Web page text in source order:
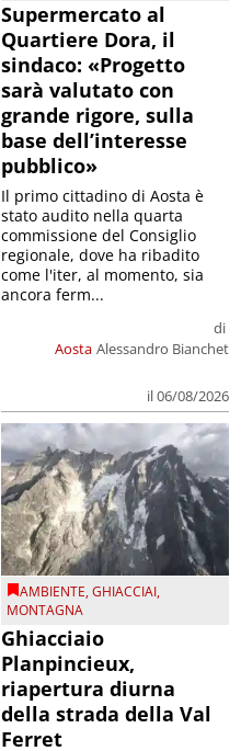
Supermercato al
Quartiere Dora, il
sindaco: «Progetto
sarà valutato con
grande rigore, sulla
base dell’interesse
pubblico»
Aosta
di
Alessandro Bianchet
il 06/08/2026
Il primo cittadino di Aosta è
stato audito nella quarta
commissione del Consiglio
regionale, dove ha ribadito
come l'iter, al momento, sia
ancora ferm...
AMBIENTE,GHIACCIAI,
MONTAGNA
Ghiacciaio
Planpincieux,
riapertura diurna
della strada della Val
Ferret